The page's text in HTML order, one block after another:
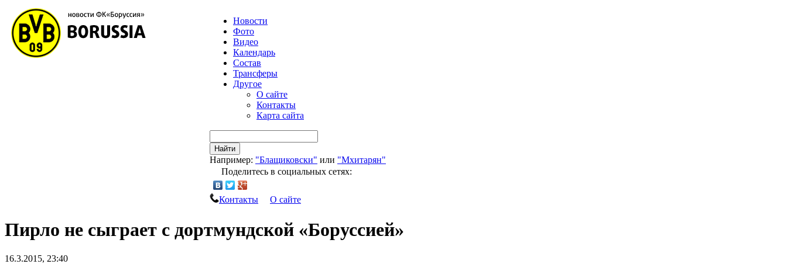
Новости
Фото
Видео
Календарь
Состав
Трансферы
Другое
О сайте
Контакты
Карта сайта
Найти
Например: "Блащиковски" или "Мхитарян"
Поделитесь в социальных сетях:
Контакты О сайте
Пирло не сыграет с дортмундской «Боруссией»
16.3.2015, 23:40